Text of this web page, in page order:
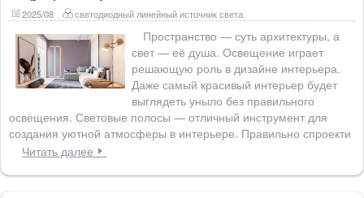
2025/08 светодиодный линейный источник света
Пространство — суть архитектуры, а
свет — её душа. Освещение играет
решающую роль в дизайне интерьера.
Даже самый красивый интерьер будет
выглядеть уныло без правильного
освещения. Световые полосы — отличный инструмент для
создания уютной атмосферы в интерьере. Правильно спроекти
Читать далее